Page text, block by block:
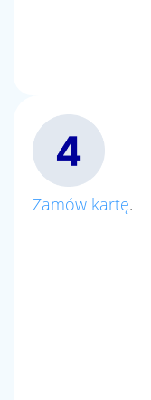
Zamów kartę.